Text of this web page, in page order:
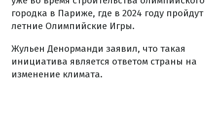
городка в Париже, где в 2024 году пройдут
летние Олимпийские Игры.
Жульен Денорманди заявил, что такая
инициатива является ответом страны на
изменение климата.